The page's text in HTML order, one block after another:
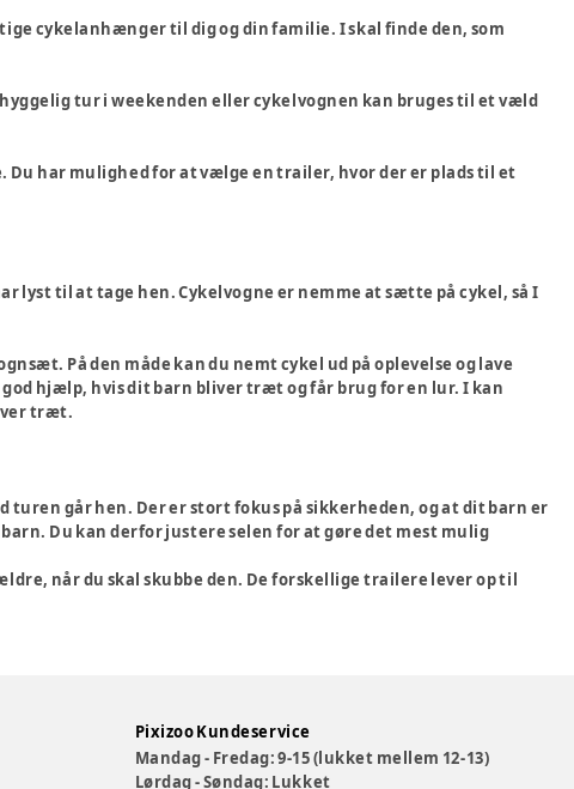
cykelanhænger til dig og din familie. I skal finde den, som
tur i weekenden eller cykelvognen kan bruges til et væld
har mulighed for at vælge en trailer, hvor der er plads til et
lyst til at tage hen. Cykelvogne er nemme at sætte på cykel, så I
På den måde kan du nemt cykel ud på oplevelse og lave
hjælp, hvis dit barn bliver træt og får brug for en lur. I kan
træt.
går hen. Der er stort fokus på sikkerheden, og at dit barn er
Du kan derfor justere selen for at gøre det mest mulig
når du skal skubbe den. De forskellige trailere lever op til
Pixizoo Kundeservice
Mandag - Fredag: 9-15 (lukket mellem 12-13)
Lørdag - Søndag: Lukket